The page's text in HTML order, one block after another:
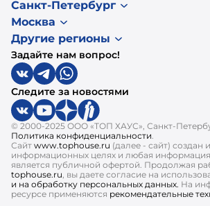
Санкт-Петербург
Москва
Другие регионы
Задайте нам вопрос!
Следите за новостями
© 2000-2025 ООО «ТОП ХАУС», Санкт-
Политика конфиденциальности
Сайт www.tophouse.ru (далее - сайт) создан
информационных целях и любая информация
является публичной офертой. Продолжая
tophouse.ru , вы даете согласие на
и на обработку персональных данных. На
ресурсе применяются рекомендательные